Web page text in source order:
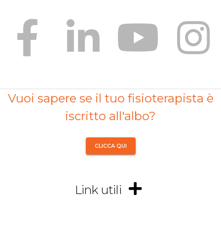
Vuoi sapere se il tuo fisioterapista è
iscritto all'albo?
CLICCA QUI
Link utili